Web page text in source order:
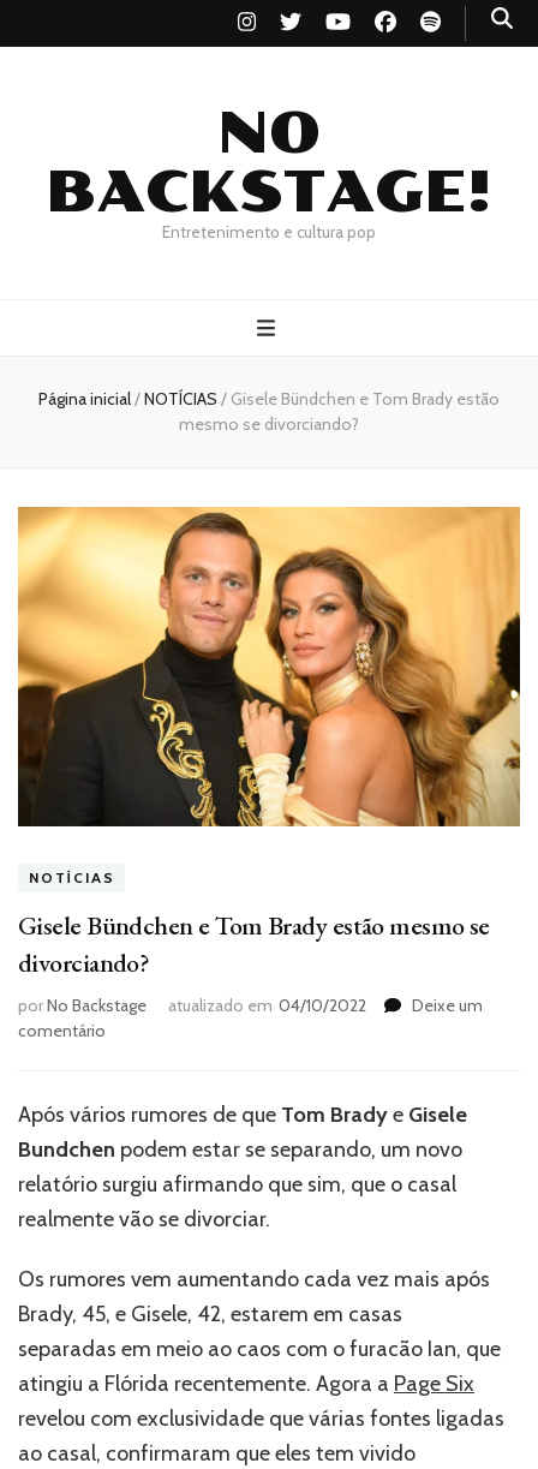
NO
BACKSTAGE!
Entretenimento e cultura pop
Página inicial/NOTÍCIAS / Gisele Bündchen e Tom Brady estão
mesmo se divorciando?
NOTÍCIAS
Gisele Bündchen e Tom Brady estão mesmo se
divorciando?
porNo Backstage atualizado em 04/10/2022
Deixe um
comentário
Brady
estão
mesmo
se
Após vários rumores de que Tom Bradye Gisele
Bundchen podem estar se separando, um novo
relatório surgiu afirmando que sim, que o casal
realmente vão se divorciar.
Os rumores vem aumentando cada vez mais após
Brady, 45, e Gisele, 42, estarem em casas
separadas em meio ao caos com o furacão Ian, que
atingiu a Flórida recentemente. Agora a Page Six
revelou com exclusividade que várias fontes ligadas
ao casal, confirmaram que eles tem vivido